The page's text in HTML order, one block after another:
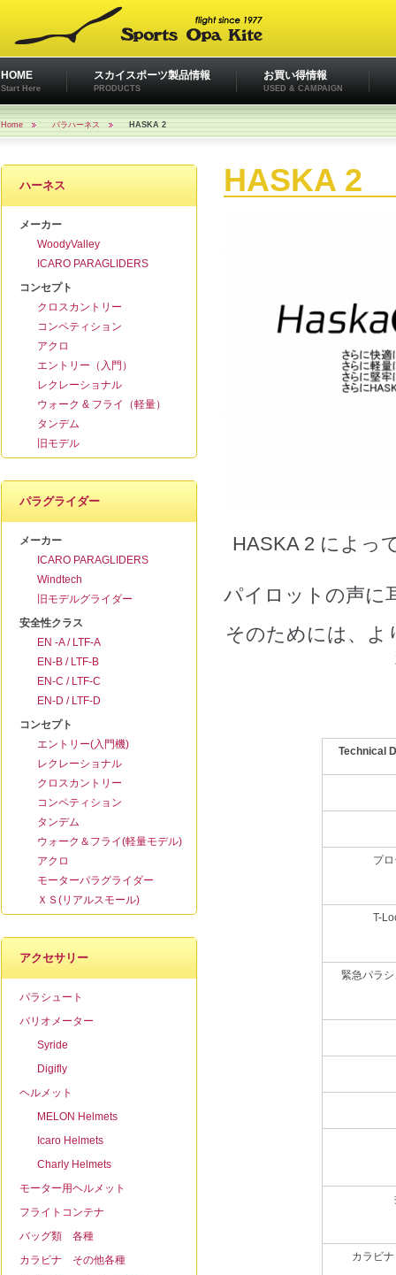
HOME
Start Here
スカイスポーツ製品情報
PRODUCTS
お買い得情報
USED & CAMPAIGN
Home パラハーネス HASKA 2
ハーネス
メーカー
WoodyValley
ICARO PARAGLIDERS
コンセプト
クロスカントリー
コンペティション
アクロ
エントリー（入門）
レクレーショナル
ウォーク & フライ（軽量）
タンデム
旧モデル
パラグライダー
メーカー
ICARO PARAGLIDERS
Windtech
旧モデルグライダー
安全性クラス
EN -A / LTF-A
EN-B / LTF-B
EN-C / LTF-C
EN-D / LTF-D
コンセプト
エントリー(入門機)
レクレーショナル
クロスカントリー
コンペティション
タンデム
ウォーク＆フライ(軽量モデル)
アクロ
モーターパラグライダー
ＸＳ(リアルスモール)
アクセサリー
パラシュート
バリオメーター
Syride
Digifly
ヘルメット
MELON Helmets
Icaro Helmets
Charly Helmets
モーター用ヘルメット
フライトコンテナ
バッグ類 各種
カラビナ その他各種
HASKA 2
HASKA 2 によっ
パイロットの声に
そのためには、よ
Technical
プ
T-
緊急パラ
カラビ